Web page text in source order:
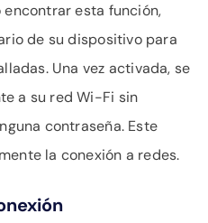
esta función,
de su dispositivo para
Una vez activada, se
a su red Wi-Fi sin
contraseña. Este
la conexión a redes.